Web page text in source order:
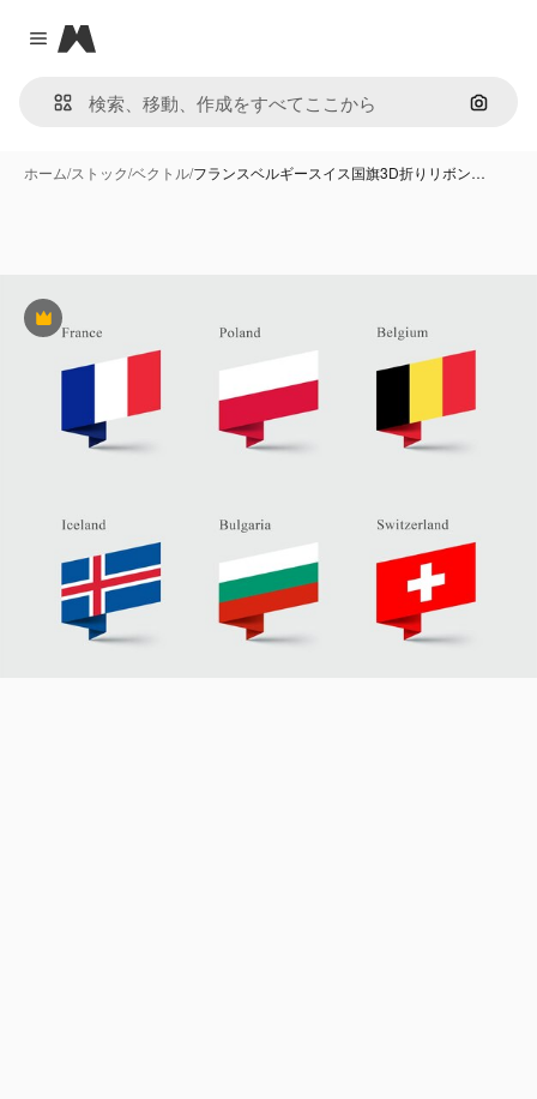
Close menu
Magnific
画像で
ホーム/ストック/ベクトル/フランスベルギースイス国旗3D折りリボン…
Premium